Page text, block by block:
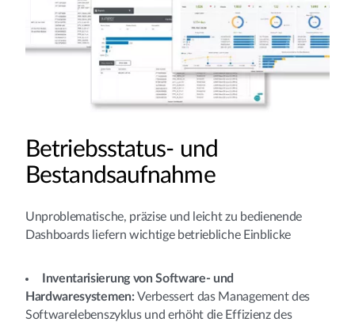
Betriebsstatus- und
Bestandsaufnahme
Unproblematische, präzise und leicht zu bedienende
Dashboards liefern wichtige betriebliche Einblicke
Inventarisierung von Software- und
Hardwaresystemen:Verbessert das Management des
Softwarelebenszyklus und erhöht die Effizienz des